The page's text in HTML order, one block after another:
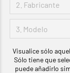
Visualice sólo
Sólo tiene que
puede añadirlo